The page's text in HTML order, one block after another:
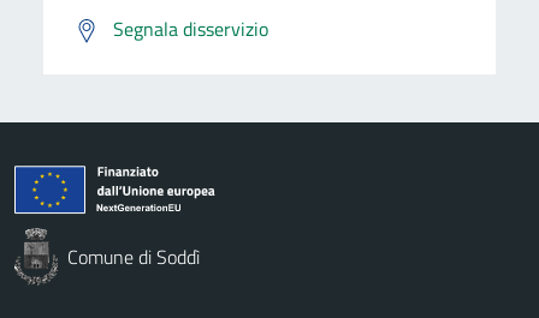
Segnala disservizio
Comune di Soddì